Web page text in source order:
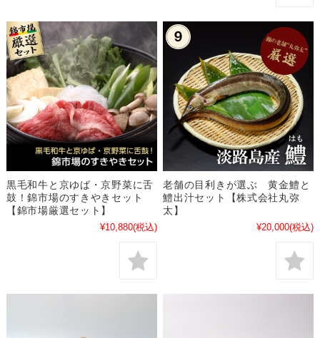
黒毛和牛と京ゆば・京野菜に舌
鼓！錦市場のすきやきセット
【錦市場厳選セット】
¥10,880(税込)
老舗の目利きが選ぶ 黄金鱧と
鱧出汁セット【株式会社丸弥
太】
¥20,000(税込)